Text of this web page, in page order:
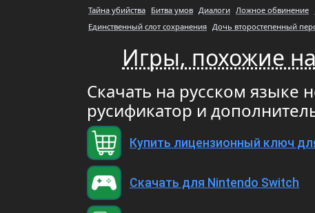
Тайна убийства Битва умов Диалоги Ложное обвинение
Единственный слот сохранения Дочь второстепенный
Игры, похожие
Скачать на русском языке
русификатор и
Купить лицензионный ключ
Скачать для Nintendo Switch